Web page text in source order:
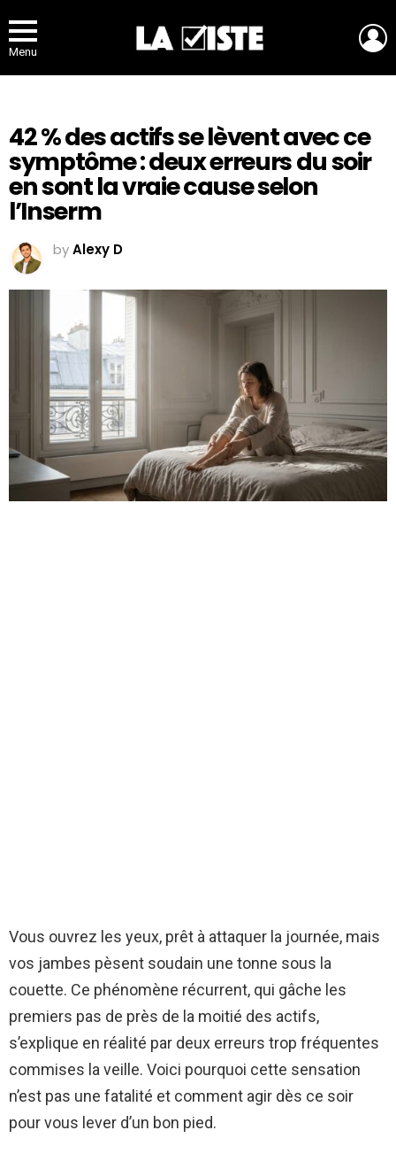
Menu
42 % des actifs se lèvent avec ce
symptôme : deux erreurs du soir
en sont la vraie cause selon
l’Inserm
byAlexy D
Vous ouvrez les yeux, prêt à attaquer la journée, mais
vos jambes pèsent soudain une tonne sous la
couette. Ce phénomène récurrent, qui gâche les
premiers pas de près de la moitié des actifs,
s’explique en réalité par deux erreurs trop fréquentes
commises la veille. Voici pourquoi cette sensation
n’est pas une fatalité et comment agir dès ce soir
pour vous lever d’un bon pied.